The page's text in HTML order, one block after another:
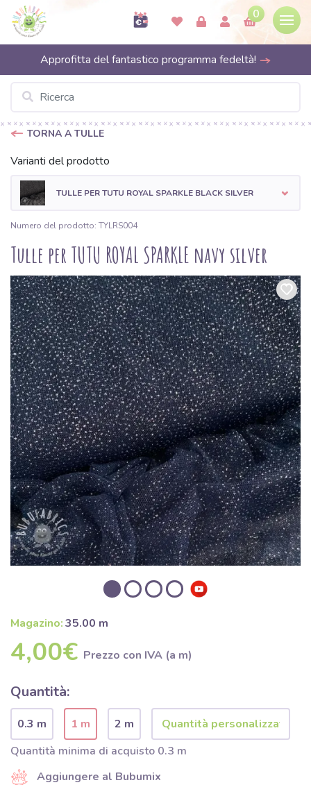
0
Approfitta del fantastico programma fedeltà!
TORNA A TULLE
Varianti del prodotto
TULLE PER TUTU ROYAL SPARKLE BLACK SILVER
Numero del prodotto: TYLRS004
Tulle per TUTU ROYAL SPARKLE navy silver
Magazino:35.00 m
4,00€ Prezzo con IVA (a m)
Quantità:
0.3 m 1 m
2 m
Quantità minima di acquisto 0.3 m
Aggiungere al Bubumix